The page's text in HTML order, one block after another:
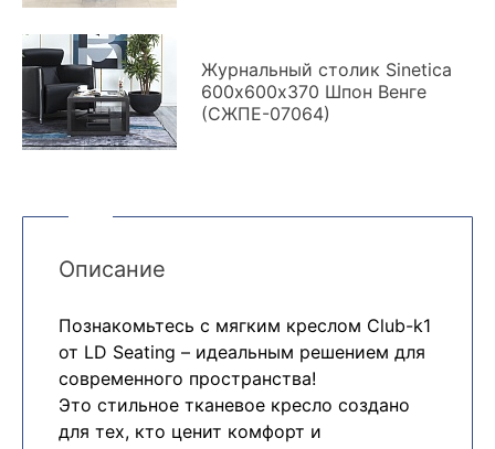
Журнальный столик Sinetica
600х600х370 Шпон Венге
(СЖПЕ-07064)
Описание
Познакомьтесь с мягким креслом Club-k1
от LD Seating – идеальным решением для
современного пространства!
Это стильное тканевое кресло создано
для тех, кто ценит комфорт и